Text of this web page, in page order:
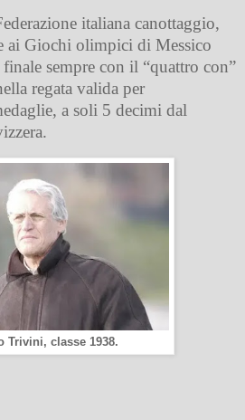
italiana canottaggio,
ai Giochi olimpici di Messico
sempre con il “quattro con”
regata valida per
a soli 5 decimi dal
Trivini, classe 1938.